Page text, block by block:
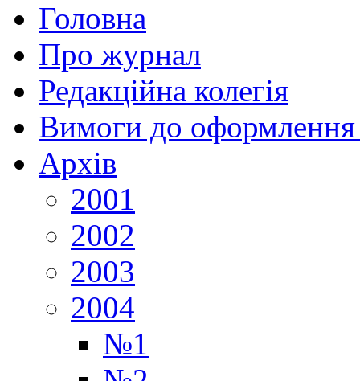
Головна
Про журнал
Редакційна колегія
Вимоги до оформлення
Архів
2001
2002
2003
2004
№1